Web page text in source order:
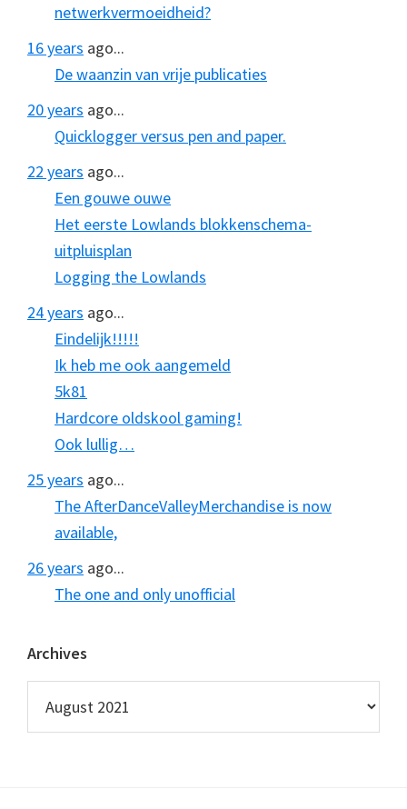
netwerkvermoeidheid?
16 years ago...
De waanzin van vrije publicaties
20 years ago...
Quicklogger versus pen and paper.
22 years ago...
Een gouwe ouwe
Het eerste Lowlands blokkenschema-
uitpluisplan
Logging the Lowlands
24 years ago...
Eindelijk!!!!!
Ik heb me ook aangemeld
5k81
Hardcore oldskool gaming!
Ook lullig…
25 years ago...
The AfterDanceValleyMerchandise is now
available,
26 years ago...
The one and only unofficial
Archives